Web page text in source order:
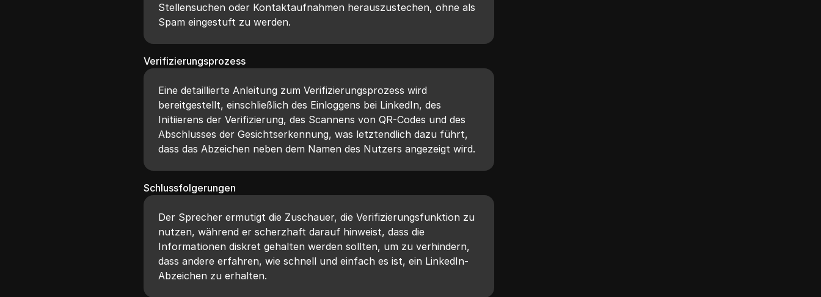
Stellensuchen oder Kontaktaufnahmen herauszustechen, ohne als
Spam eingestuft zu werden.
Verifizierungsprozess
Eine detaillierte Anleitung zum Verifizierungsprozess wird
bereitgestellt, einschließlich des Einloggens bei LinkedIn, des
Initiierens der Verifizierung, des Scannens von QR-Codes und des
Abschlusses der Gesichtserkennung, was letztendlich dazu führt,
dass das Abzeichen neben dem Namen des Nutzers angezeigt wird.
Schlussfolgerungen
Der Sprecher ermutigt die Zuschauer, die Verifizierungsfunktion zu
nutzen, während er scherzhaft darauf hinweist, dass die
Informationen diskret gehalten werden sollten, um zu verhindern,
dass andere erfahren, wie schnell und einfach es ist, ein LinkedIn-
Abzeichen zu erhalten.